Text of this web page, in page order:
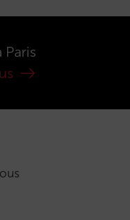
Paris